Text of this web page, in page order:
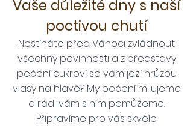
Vaše důležité dny s naší
poctivou chutí
Nestíháte před Vánoci zvládnout
všechny povinnosti a z představy
pečení cukroví se vám ježí hrůzou
vlasy na hlavě? My pečení milujeme
a rádi vám s ním pomůžeme.
Připravíme pro vás skvěle